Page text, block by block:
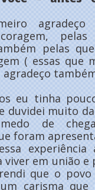
pelas
pelas
( essas que
eu tinha
duvidei muito
de
foram
viver em união e
que o
carisma que